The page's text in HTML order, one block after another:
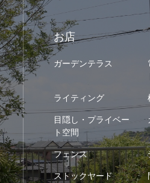
お店
ガーデンテラス
ライティング
目隠し・プライベー
ト空間
フェンス
ストックヤード